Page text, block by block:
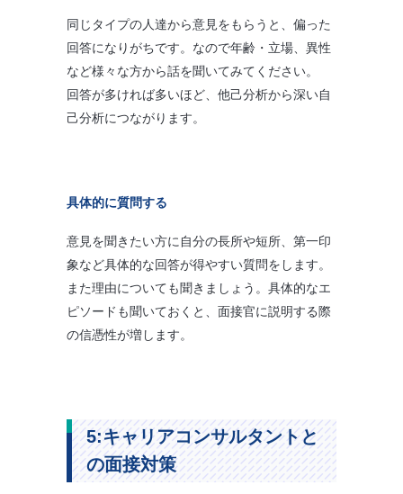
同じタイプの人達から意見をもらうと、偏った
回答になりがちです。なので年齢・立場、異性
など様々な方から話を聞いてみてください。
回答が多ければ多いほど、他己分析から深い自
己分析につながります。
具体的に質問する
意見を聞きたい方に自分の長所や短所、第一印
象など具体的な回答が得やすい質問をします。
また理由についても聞きましょう。具体的なエ
ピソードも聞いておくと、面接官に説明する際
の信憑性が増します。
5:キャリアコンサルタントと
の面接対策